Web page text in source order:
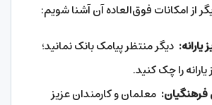
یارانه: دیگر منتظر پیامک بانک نمانید؛
را چک کنید.
معلمان و کارمندان عزیز